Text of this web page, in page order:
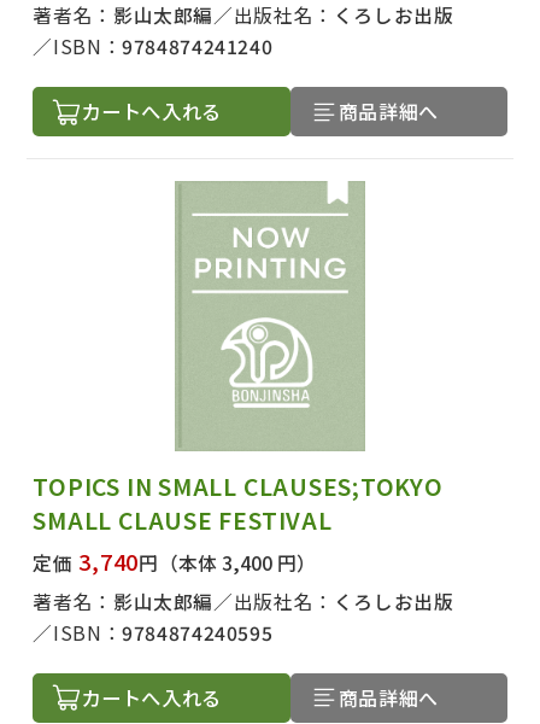
絞り込む
著者名： 影山太郎編 出版社名： くろしお出版
ISBN：9784874241240
カートへ入れる 商品詳細へ
TOPICS IN SMALL CLAUSES;TOKYO
SMALL CLAUSE FESTIVAL
定価 3,740円 （本体 3,400 円）
著者名： 影山太郎編 出版社名： くろしお出版
ISBN：9784874240595
カートへ入れる 商品詳細へ